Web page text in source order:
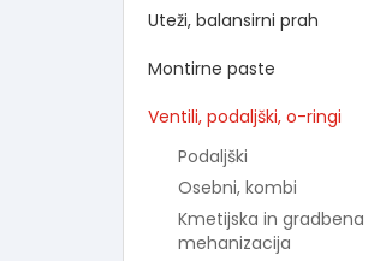
Uteži, balansirni prah
Montirne paste
Ventili, podaljški, o-ringi
Podaljški
Osebni, kombi
Kmetijska in gradbena
mehanizacija